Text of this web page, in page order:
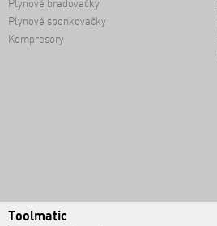
Plynové bradovačky
Plynové sponkovačky
Kompresory
Toolmatic